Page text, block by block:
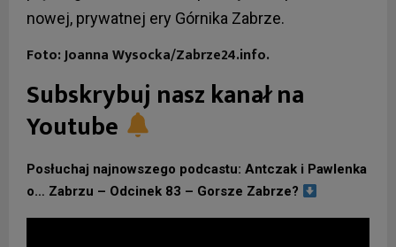
nowej, prywatnej ery Górnika Zabrze.
Foto: Joanna Wysocka/Zabrze24.info.
Subskrybuj nasz kanał na
Youtube
Posłuchaj najnowszego podcastu: Antczak i Pawlenka
o… Zabrzu – Odcinek 83 – Gorsze Zabrze?